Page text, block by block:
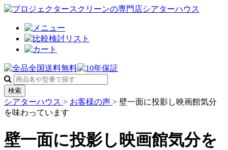
検索
シアターハウス > お客様の声 > 壁一面に投影し映画館気分
を味わっています
壁一面に投影し映画館気分を